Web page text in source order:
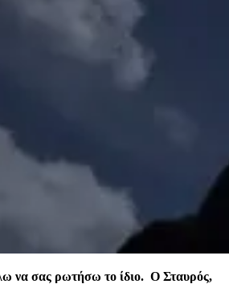
να σας ρωτήσω το ίδιο. Ο Σταυρός,